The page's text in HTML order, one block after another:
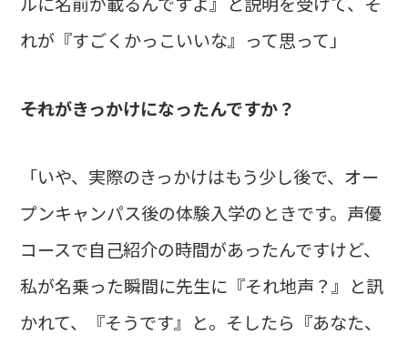
れが『すごくかっこいいな』って思って」
――それがきっかけになったんですか？
「いや、実際のきっかけはもう少し後で、オー
プンキャンパス後の体験入学のときです。声優
コースで自己紹介の時間があったんですけど、
私が名乗った瞬間に先生に『それ地声？』と訊
かれて、『そうです』と。そしたら『あなた、